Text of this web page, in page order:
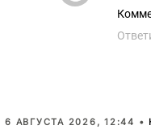
6 АВГУСТА 2026, 12:44 •